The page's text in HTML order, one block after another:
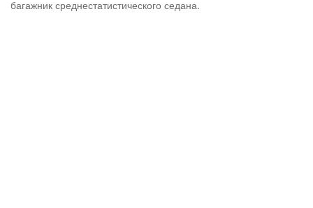
багажник среднестатистического седана.